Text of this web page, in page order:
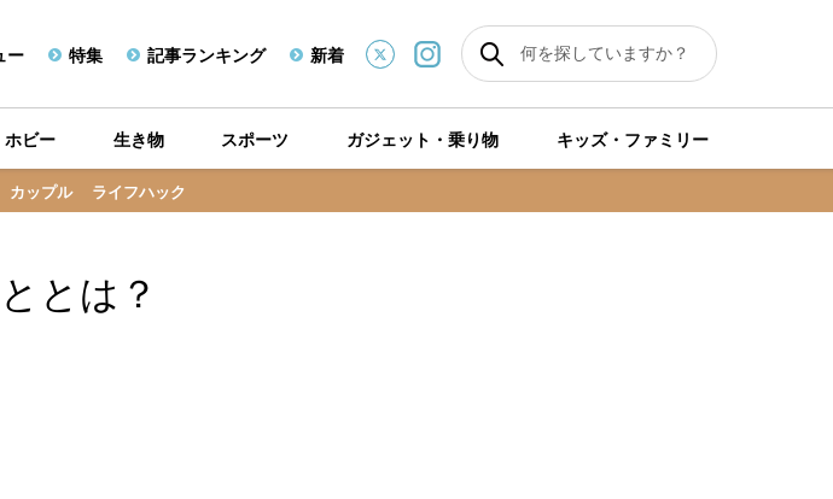
ー 特集 記事ランキング 新着
カップル ライフハック
ホビー 生き物 スポーツ ガジェット・乗り物 キッズ・ファミリー
とは？